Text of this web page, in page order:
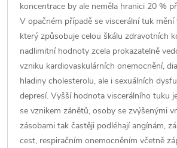
koncentrace by ale neměla hranici 20 %
V opačném případě se viscerální tuk
který způsobuje celou škálu zdravotních
nadlimitní hodnoty zcela prokazatelně
vzniku kardiovaskulárních onemocnění,
hladiny cholesterolu, ale i sexuálních
depresí. Vyšší hodnota viscerálního tuku
se vznikem zánětů, osoby se zvýšenými
zásobami tak častěji podléhají angínám,
cest, respiračním onemocněním včetně